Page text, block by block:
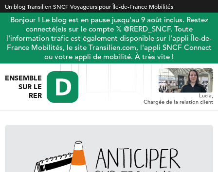
Un blog Transilien SNCF Voyageurs pour Île-de-France Mobilités
Bonjour ! Le blog est en pause jusqu'au 9 août inclus. Restez
connecté(e)s sur le compte 𝕏 @RERD_SNCF. Toute
l'information trafic est également disponible sur l'appli Île-de-
France Mobilités, le site Transilien.com, l'appli SNCF Connect
ou votre appli de mobilité. À très vite !
ENSEMBLE
SUR LE
RER
Lucia,
Chargée de la relation client